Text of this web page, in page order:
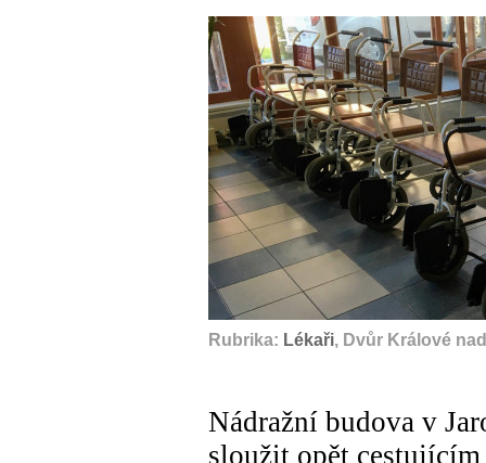
Rubrika: Lékaři, Dvůr Králové
Nádražní budova v
sloužit opět cestujícím